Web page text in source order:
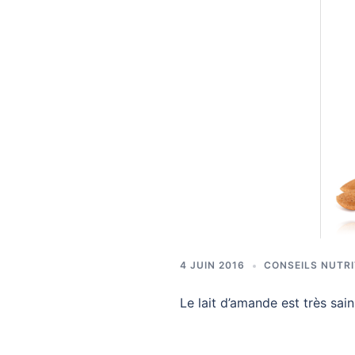
4 JUIN 2016 CONSEILS
Le lait d’amande est très